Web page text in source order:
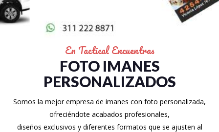
En Tactical Encuentras
FOTO IMANES
PERSONALIZADOS
Somos la mejor empresa de imanes con foto personalizada,
ofreciéndote acabados profesionales,
diseños exclusivos y diferentes formatos que se ajusten al